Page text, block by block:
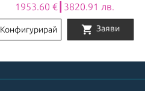
1953.60 €┃3820.91 лв.
Конфигурирай shopping_cart Заяви